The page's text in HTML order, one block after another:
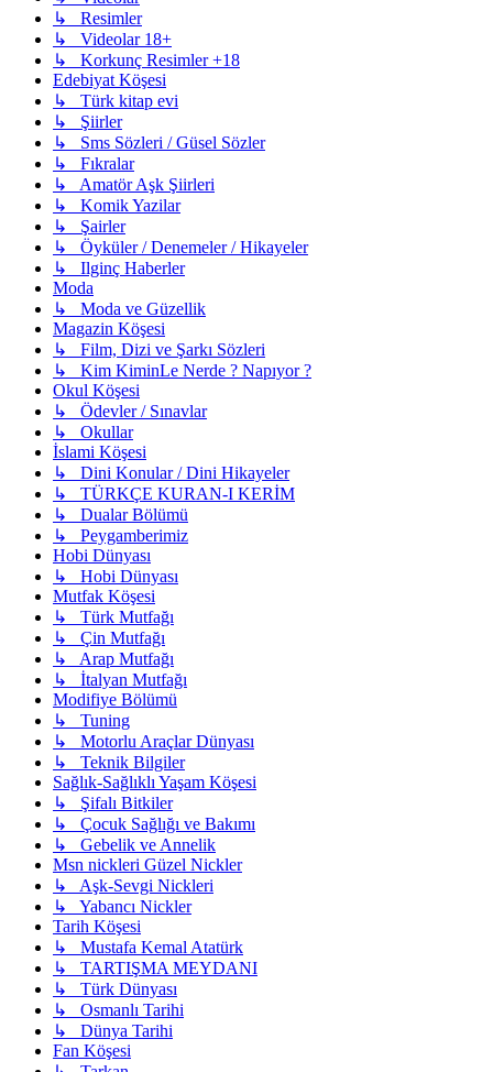
↳ Resimler
↳ Videolar 18+
↳ Korkunç Resimler +18
Edebiyat Köşesi
↳ Türk kitap evi
↳ Şiirler
↳ Sms Sözleri / Güsel Sözler
↳ Fıkralar
↳ Amatör Aşk Şiirleri
↳ Komik Yazilar
↳ Şairler
↳ Öyküler / Denemeler / Hikayeler
↳ Ilginç Haberler
Moda
↳ Moda ve Güzellik
Magazin Köşesi
↳ Film, Dizi ve Şarkı Sözleri
↳ Kim KiminLe Nerde ? Napıyor ?
Okul Köşesi
↳ Ödevler / Sınavlar
↳ Okullar
İslami Köşesi
↳ Dini Konular / Dini Hikayeler
↳ TÜRKÇE KURAN-I KERİM
↳ Dualar Bölümü
↳ Peygamberimiz
Hobi Dünyası
↳ Hobi Dünyası
Mutfak Köşesi
↳ Türk Mutfağı
↳ Çin Mutfağı
↳ Arap Mutfağı
↳ İtalyan Mutfağı
Modifiye Bölümü
↳ Tuning
↳ Motorlu Araçlar Dünyası
↳ Teknik Bilgiler
Sağlık-Sağlıklı Yaşam Köşesi
↳ Şifalı Bitkiler
↳ Çocuk Sağlığı ve Bakımı
↳ Gebelik ve Annelik
Msn nickleri Güzel Nickler
↳ Aşk-Sevgi Nickleri
↳ Yabancı Nickler
Tarih Köşesi
↳ Mustafa Kemal Atatürk
↳ TARTIŞMA MEYDANI
↳ Türk Dünyası
↳ Osmanlı Tarihi
↳ Dünya Tarihi
Fan Köşesi